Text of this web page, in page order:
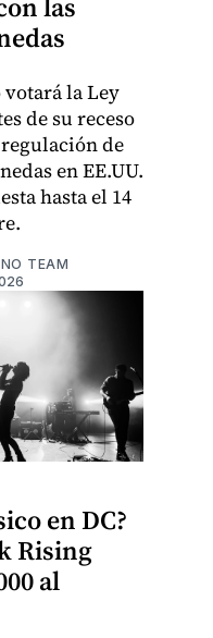
votará la Ley
de su receso
de
en EE.UU.
hasta el 14
TEAM
en DC?
Rising
al